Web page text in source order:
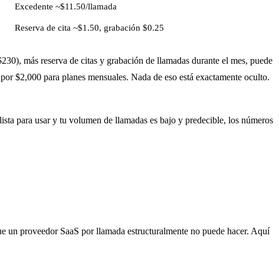
Excedente ~$11.50/llamada
Reserva de cita ~$1.50, grabación $0.25
más reserva de citas y grabación de llamadas durante el mes, puede
$2,000 para planes mensuales. Nada de eso está exactamente oculto.
para usar y tu volumen de llamadas es bajo y predecible, los números
un proveedor SaaS por llamada estructuralmente no puede hacer. Aquí